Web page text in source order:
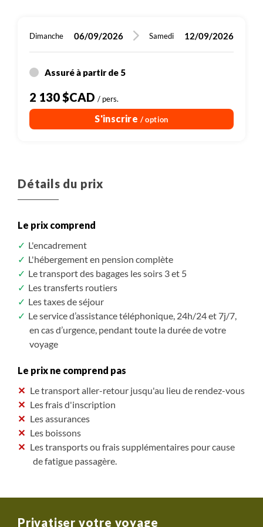
Dimanche 06/09/2026 Samedi 12/09/2026
Assuré à partir de 5
2 130 $CAD / pers.
S'inscrire / option
Détails du prix
Le prix comprend
L'encadrement
L'hébergement en pension complète
Le transport des bagages les soirs 3 et 5
Les transferts routiers
Les taxes de séjour
Le service d’assistance téléphonique, 24h/24 et 7j/7,
en cas d’urgence, pendant toute la durée de votre
voyage
Le prix ne comprend pas
Le transport aller-retour jusqu'au lieu de rendez-vous
Les frais d'inscription
Les assurances
Les boissons
Les transports ou frais supplémentaires pour cause
de fatigue passagère.
Privatiser votre voyage